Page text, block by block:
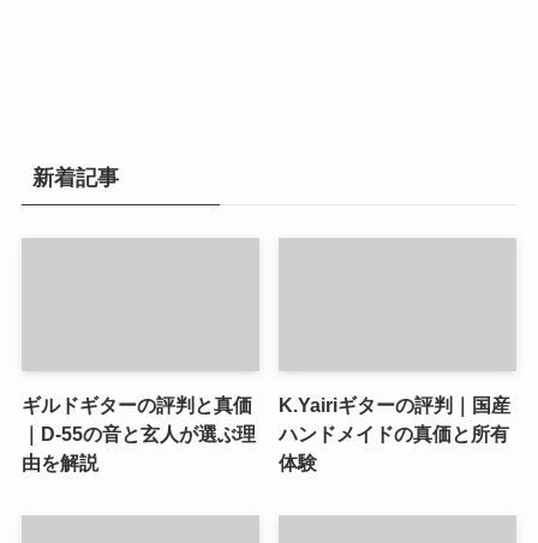
新着記事
ギルドギターの評判と真価
｜D-55の音と玄人が選ぶ理
由を解説
K.Yairiギターの評判｜国産
ハンドメイドの真価と所有
体験